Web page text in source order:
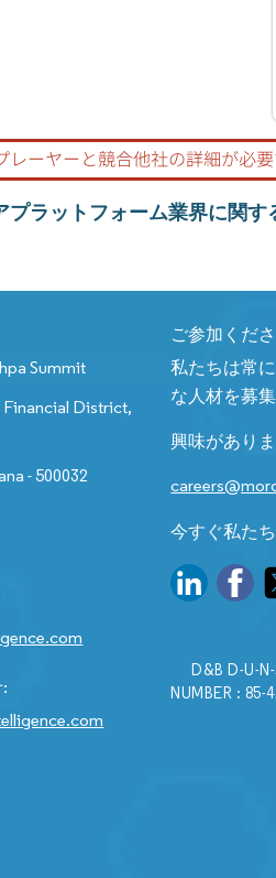
プラットフォーム業界に関
Summit
Financial District,
- 500032
ご参加くだ
私たちは常
な人材を募
興味があり
今すぐ私た
D&B D-U-
NUMBER : 85-